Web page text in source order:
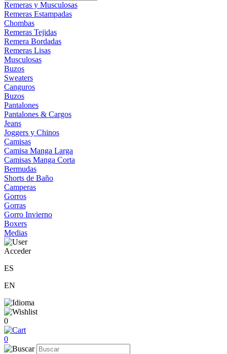
Remeras y Musculosas
Remeras Estampadas
Chombas
Remeras Tejidas
Remera Bordadas
Remeras Lisas
Musculosas
Buzos
Sweaters
Canguros
Buzos
Pantalones
Pantalones & Cargos
Jeans
Joggers y Chinos
Camisas
Camisa Manga Larga
Camisas Manga Corta
Bermudas
Shorts de Baño
Camperas
Gorros
Gorras
Gorro Invierno
Boxers
Medias
Acceder
ES
EN
0
0